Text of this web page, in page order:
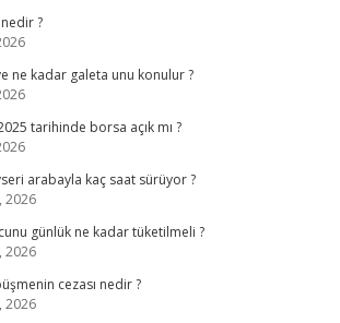
?
ne kadar galeta unu konulur ?
tarihinde borsa açık mı ?
arabayla kaç saat sürüyor ?
2026
günlük ne kadar tüketilmeli ?
2026
cezası nedir ?
2026